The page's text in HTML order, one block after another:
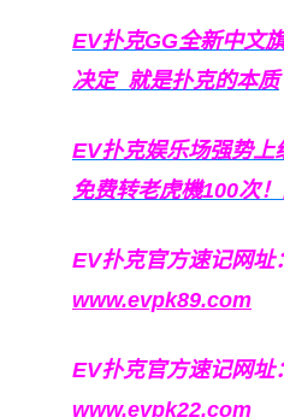
EV扑克GG全新中文
决定 就是扑克的本质
EV扑克娱乐场强势上
免费转老虎機100次
EV扑克官方速记网址
www.evpk89.com
EV扑克官方速记网址
www.evpk22.com